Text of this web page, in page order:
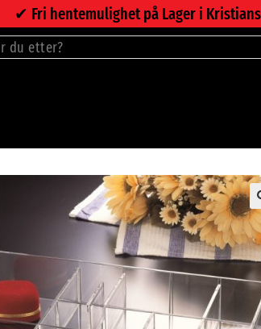
✔︎ Fri hentemulighet på Lager i
🔍